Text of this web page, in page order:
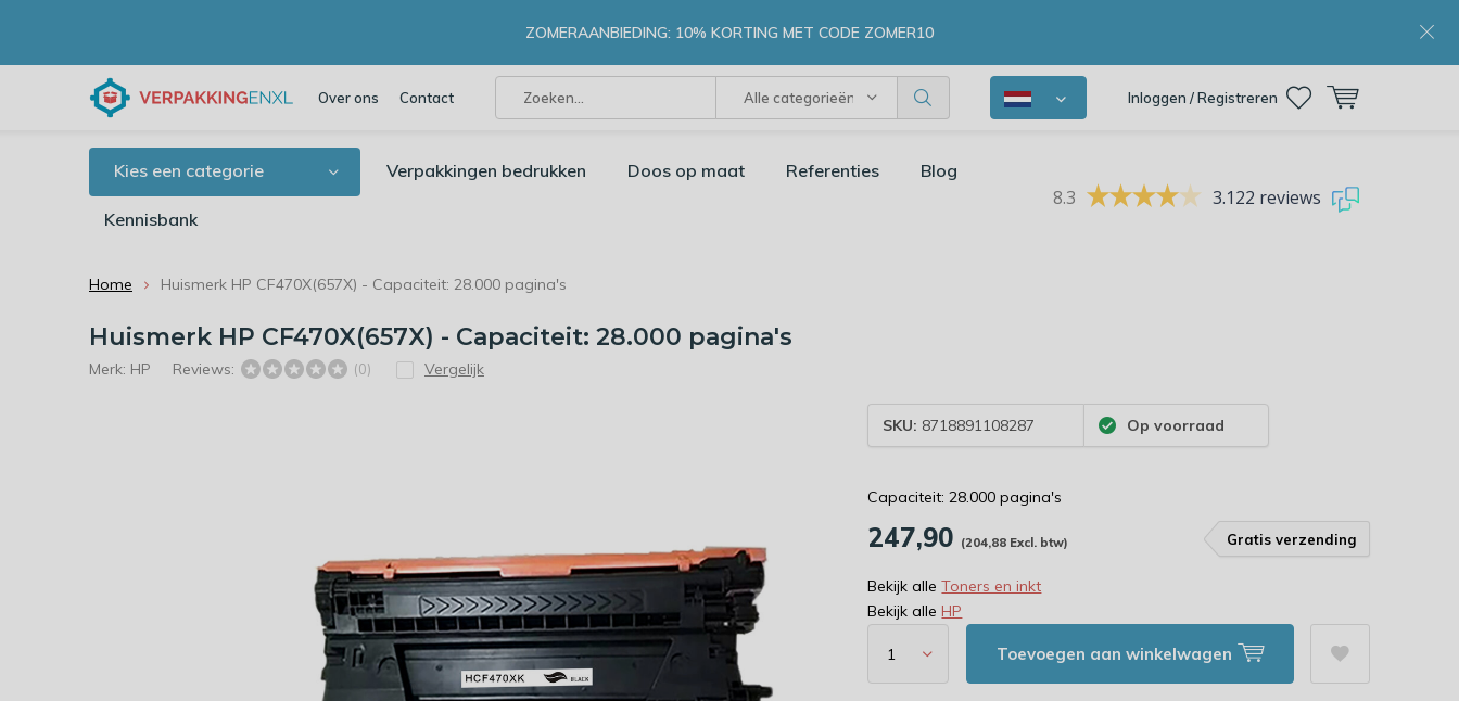
Over ons Contact Alle categorieën Inloggen / Registreren
ZOMERAANBIEDING: 10% KORTING MET CODE ZOMER10
Kies een categorie Verpakkingen bedrukken Doos op maat Referenties Blog
Kennisbank
8.3 3.122 reviews
Home Huismerk HP CF470X(657X) - Capaciteit: 28.000 pagina's
Huismerk HP CF470X(657X) - Capaciteit: 28.000 pagina's
Merk: HP Reviews: (0) Vergelijk
SKU: 8718891108287 Op voorraad
Capaciteit: 28.000 pagina's
247,90 (204,88 Excl. btw) Gratis verzending
Bekijk alleToners en inkt
Bekijk alle HP
Toevoegen aan winkelwagen